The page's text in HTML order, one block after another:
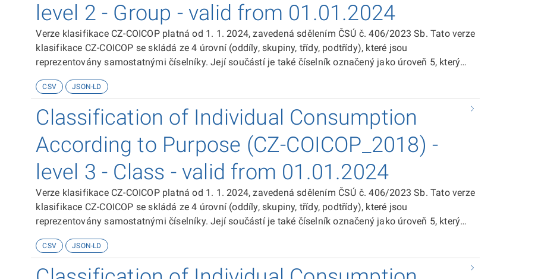
level 2 - Group - valid from 01.01.2024
Verze klasifikace CZ-COICOP platná od 1. 1. 2024, zavedená sdělením ČSÚ č. 406/2023 Sb. Tato verze
klasifikace CZ-COICOP se skládá ze 4 úrovní (oddíly, skupiny, třídy, podtřídy), které jsou
reprezentovány samostatnými číselníky. Její součástí je také číselník označený jako úroveň 5, který
COICOP vychází z předlohy OSN „Classification of Individual Consumption According to Purpose
CSV JSON-LD
Classification of Individual Consumption
According to Purpose (CZ-COICOP_2018) -
level 3 - Class - valid from 01.01.2024
Verze klasifikace CZ-COICOP platná od 1. 1. 2024, zavedená sdělením ČSÚ č. 406/2023 Sb. Tato verze
klasifikace CZ-COICOP se skládá ze 4 úrovní (oddíly, skupiny, třídy, podtřídy), které jsou
reprezentovány samostatnými číselníky. Její součástí je také číselník označený jako úroveň 5, který
COICOP vychází z předlohy OSN „Classification of Individual Consumption According to Purpose
CSV JSON-LD